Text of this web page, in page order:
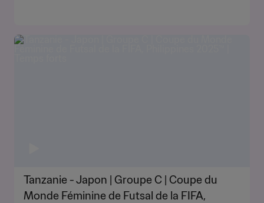
Tanzanie - Japon | Groupe C | Coupe du
Monde Féminine de Futsal de la FIFA,